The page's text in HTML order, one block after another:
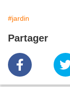
#jardin
Partager